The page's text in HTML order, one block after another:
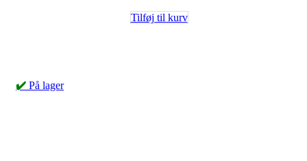
Tilføj til kurv
✔️ På lager